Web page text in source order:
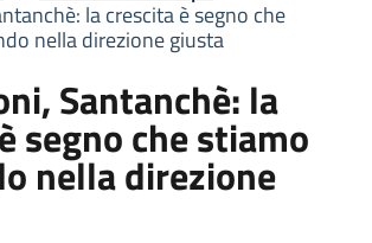
la crescita è segno che
nella direzione giusta
Santanchè: la
segno che stiamo
nella direzione